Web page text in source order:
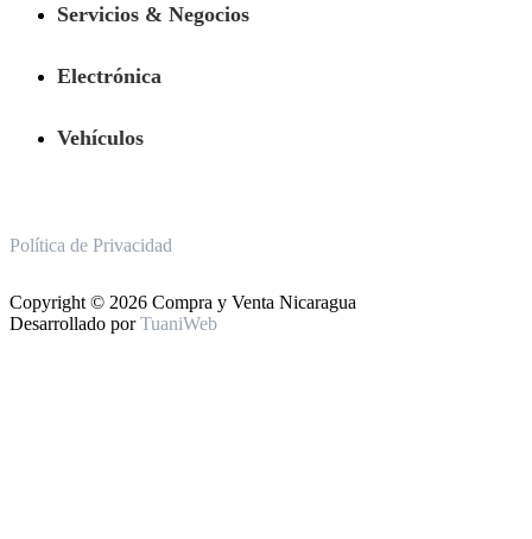
Servicios & Negocios
Electrónica
Vehículos
Política de Privacidad
Copyright © 2026 Compra y Venta Nicaragua
Desarrollado porTuaniWeb